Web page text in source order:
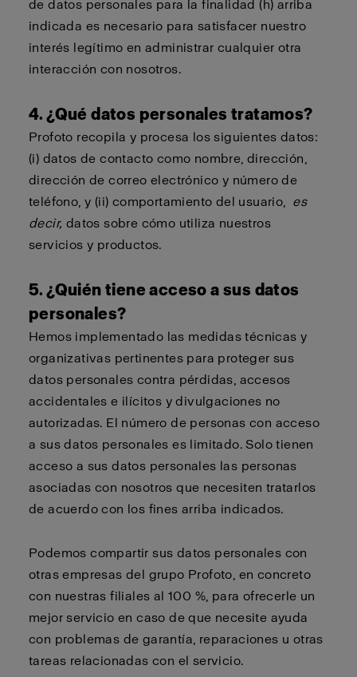
de datos personales para la finalidad (h) arriba
indicada es necesario para satisfacer nuestro
interés legítimo en administrar cualquier otra
interacción con nosotros.
4. ¿Qué datos personales tratamos?
Profoto recopila y procesa los siguientes datos:
(i) datos de contacto como nombre, dirección,
dirección de correo electrónico y número de
teléfono, y (ii) comportamiento del usuario, es
decir, datos sobre cómo utiliza nuestros
servicios y productos.
5. ¿Quién tiene acceso a sus datos
personales?
Hemos implementado las medidas técnicas y
organizativas pertinentes para proteger sus
datos personales contra pérdidas, accesos
accidentales e ilícitos y divulgaciones no
autorizadas. El número de personas con acceso
a sus datos personales es limitado. Solo tienen
acceso a sus datos personales las personas
asociadas con nosotros que necesiten tratarlos
de acuerdo con los fines arriba indicados.
Podemos compartir sus datos personales con
otras empresas del grupo Profoto, en concreto
con nuestras filiales al 100 %, para ofrecerle un
mejor servicio en caso de que necesite ayuda
con problemas de garantía, reparaciones u otras
tareas relacionadas con el servicio.